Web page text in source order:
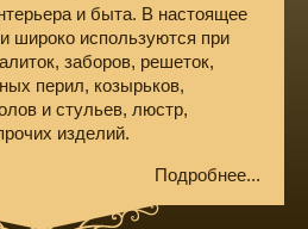
и быта. В настоящее
широко используются при
заборов, решеток,
перил, козырьков,
и стульев, люстр,
изделий.
Подробнее...